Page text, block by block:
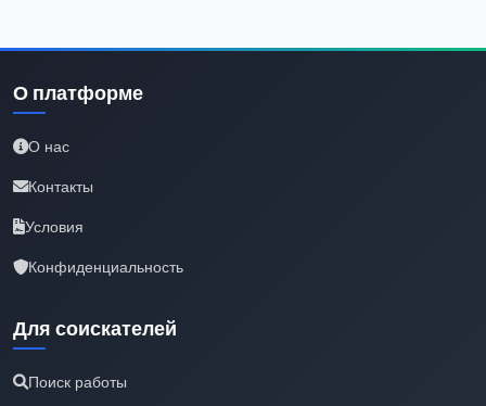
О платформе
О нас
Контакты
Условия
Конфиденциальность
Для соискателей
Поиск работы